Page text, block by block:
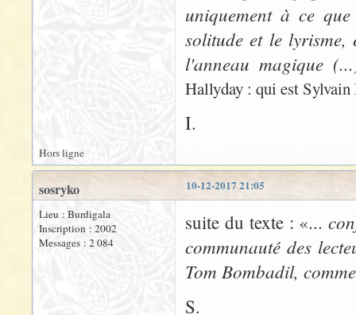
uniquement à ce
solitude et le lyrisme,
l'anneau magique
Hallyday : qui est
I.
Hors ligne
10-12-2017 21:05
sosryko
Lieu : Burdigala
Inscription : 2002
Messages : 2 084
suite du texte : «...
communauté des
Tom Bombadil,
S.